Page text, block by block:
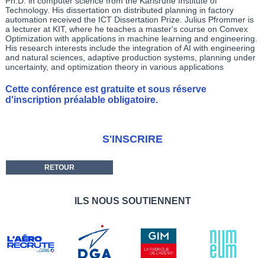
Technology. His dissertation on distributed planning in factory
automation received the ICT Dissertation Prize. Julius Pfrommer is
a lecturer at KIT, where he teaches a master's course on Convex
Optimization with applications in machine learning and engineering.
His research interests include the integration of AI with engineering
and natural sciences, adaptive production systems, planning under
uncertainty, and optimization theory in various applications
Cette conférence est gratuiteet sous réserve
d'inscription préalable obligatoire.
S'INSCRIRE
RETOUR
ILS NOUS SOUTIENNENT